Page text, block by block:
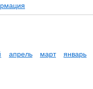
апрель март
январь